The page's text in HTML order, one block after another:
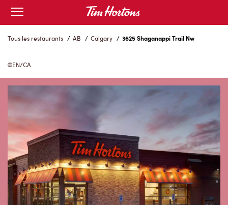
Skip
Content
Open
mobile
menu
Tous les restaurants / AB / Calgary / 3625 Shaganappi Trail Nw
EN/CA